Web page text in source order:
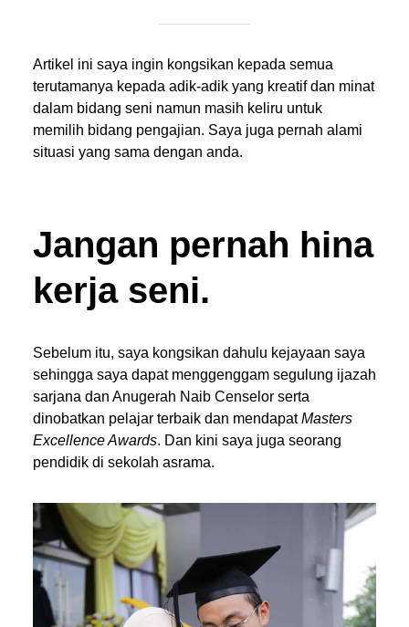
Artikel ini saya ingin kongsikan kepada semua
terutamanya kepada adik-adik yang kreatif dan minat
dalam bidang seni namun masih keliru untuk
memilih bidang pengajian. Saya juga pernah alami
situasi yang sama dengan anda.
Jangan pernah hina
kerja seni.
Sebelum itu, saya kongsikan dahulu kejayaan saya
sehingga saya dapat menggenggam segulung ijazah
sarjana dan Anugerah Naib Censelor serta
dinobatkan pelajar terbaik dan mendapatMasters
Excellence Awards. Dan kini saya juga seorang
pendidik di sekolah asrama.